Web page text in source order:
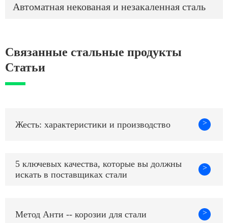
Автоматная некованая и незакаленная сталь
Связанные стальные продукты
Статьи
Жесть: характеристики и производство >
5 ключевых качества, которые вы должны
искать в поставщиках стали
>
Метод Анти -- корозии для стали >